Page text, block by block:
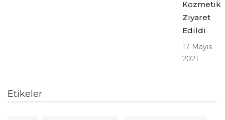
Kozmetik
Ziyaret
Edildi
17 Mayıs
2021
Etikeler